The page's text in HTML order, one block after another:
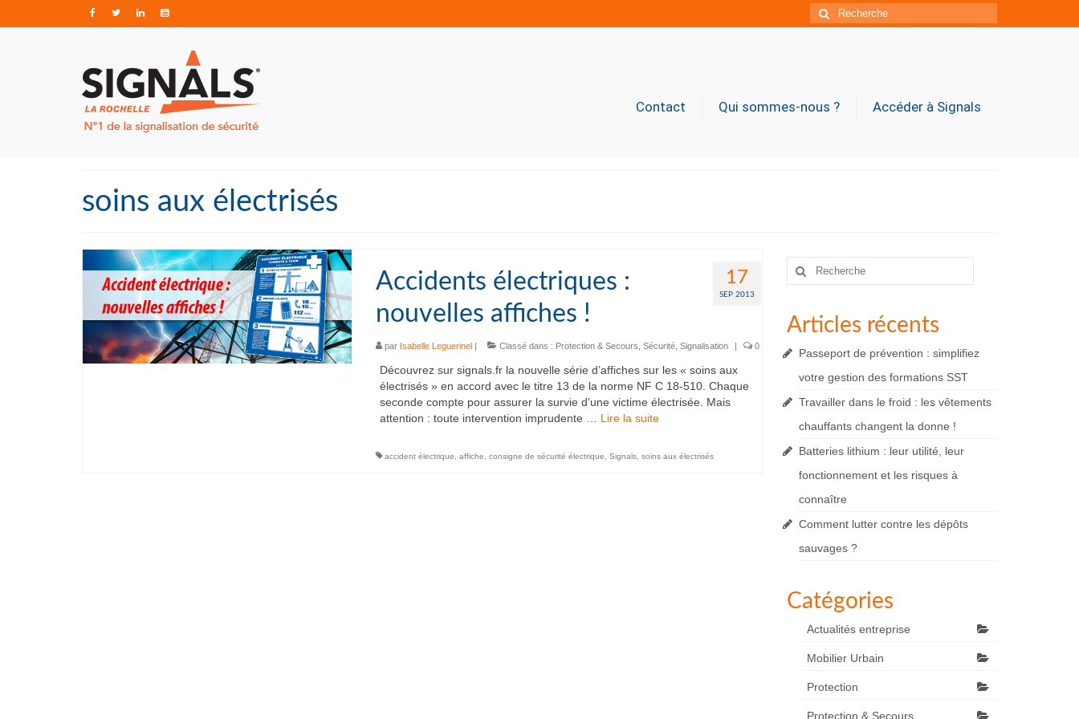
Rechercher
:
Contact Qui sommes-nous ? Accéder à Signals
soins aux électrisés
17
SEP 2013
Accidents électriques :
nouvelles affiches !
par Isabelle Leguerinel| Classé dans : Protection & Secours Sécurité, Signalisation | 0
Découvrez sur signals.fr la nouvelle série d’affiches sur les « soins aux
électrisés » en accord avec le titre 13 de la norme NF C 18-510. Chaque
seconde compte pour assurer la survie d’une victime électrisée. Mais
attention : toute intervention imprudente … Lire la suite­­
accident électrique affiche consigne de sécurité électrique Signals, soins aux électrisés
Rechercher
Articles récents
Passeport de prévention : simplifiez
votre gestion des formations SST
Travailler dans le froid : les vêtements
chauffants changent la donne !
Batteries lithium : leur utilité, leur
fonctionnement et les risques à
connaître
Comment lutter contre les dépôts
sauvages ?
Catégories
Actualités entreprise
Mobilier Urbain
Protection
Protection & Secours